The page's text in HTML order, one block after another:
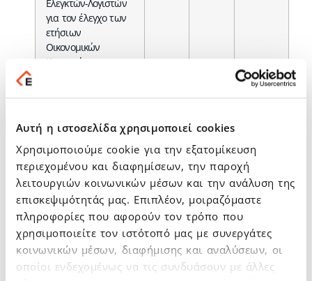
Αυτή η ιστοσελίδα χρησιμοποιεί cookies
Χρησιμοποιούμε cookie για την εξατομίκευση
περιεχομένου και διαφημίσεων, την παροχή
λειτουργιών κοινωνικών μέσων και την ανάλυση της
επισκεψιμότητάς μας. Επιπλέον, μοιραζόμαστε
πληροφορίες που αφορούν τον τρόπο που
χρησιμοποιείτε τον ιστότοπό μας με συνεργάτες
κοινωνικών μέσων, διαφήμισης και αναλύσεων, οι
οποίοι ενδεχομένως να τις συνδυάσουν με άλλες
Ελεγκτών-Λογιστών
για τον έλεγχο των
ετήσιων
Οικονομικών
Καταστάσεων
χρήση 2020
(01.01.2020 –
31.12.2020) και
καθορισμός της
αμοιβής αυτών.
5. Υποβολή προς
συζήτηση και
ψήφιση της
Έκθεσης Αποδοχών
της εταιρείας, για